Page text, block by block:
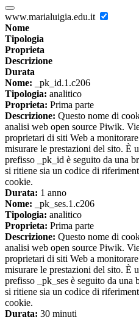
www.marialuigia.edu.it
Nome
Tipologia
Proprieta
Descrizione
Durata
Nome: _pk_id.1.c206
Tipologia: analitico
Proprieta: Prima parte
Descrizione: Questo nome di
analisi web open source Piwik.
proprietari di siti Web a
misurare le prestazioni del sito. È
prefisso _pk_id è seguito da una
si ritiene sia un codice di
cookie.
Durata: 1 anno
Nome: _pk_ses.1.c206
Tipologia: analitico
Proprieta: Prima parte
Descrizione: Questo nome di
analisi web open source Piwik.
proprietari di siti Web a
misurare le prestazioni del sito. È
prefisso _pk_ses è seguito da una
si ritiene sia un codice di
cookie.
Durata: 30 minuti